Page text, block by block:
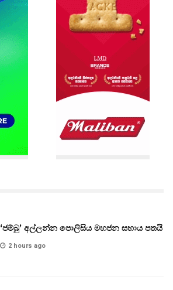
‘ජම්බු’ අල්ලන්න පොලිසිය මහජන සහාය පතයි
2 hours ago